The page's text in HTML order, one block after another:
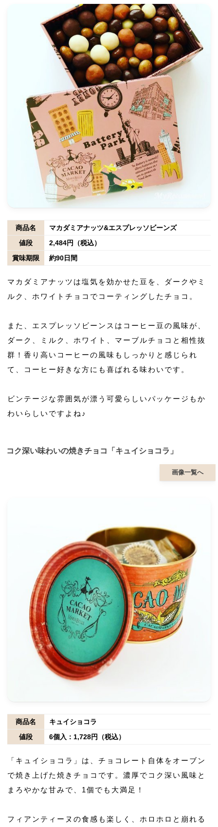
商品名
マカダミアナッツ&エスプレッソビーンズ
値段
2,484円（税込）
賞味期限
約90日間
マカダミアナッツは塩気を効かせた豆を、ダークやミ
ルク、ホワイトチョコでコーティングしたチョコ。
また、エスプレッソビーンスはコーヒー豆の風味が、
ダーク、ミルク、ホワイト、マーブルチョコと相性抜
群！香り高いコーヒーの風味もしっかりと感じられ
て、コーヒー好きな方にも喜ばれる味わいです。
ビンテージな雰囲気が漂う可愛らしいパッケージもか
わいらしいですよね♪
コク深い味わいの焼きチョコ「キュイショコラ」
画像一覧へ
商品名
キュイショコラ
値段
6個入：1,728円（税込）
「キュイショコラ」は、チョコレート自体をオーブン
で焼き上げた焼きチョコです。濃厚でコク深い風味と
まろやかな甘みで、1個でも大満足！
フィアンティーヌの食感も楽しく、ホロホロと崩れる